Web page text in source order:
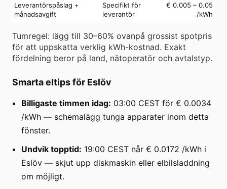
Leverantörspåslag +
månadsavgift
Specifikt för
leverantör
€ 0.005 – 0.05
/kWh
Tumregel: lägg till 30–60% ovanpå grossist spotpris
för att uppskatta verklig kWh-kostnad. Exakt
fördelning beror på land, nätoperatör och avtalstyp.
Smarta eltips för Eslöv
Billigaste timmen idag: 03:00 CEST för € 0.0034
/kWh — schemalägg tunga apparater inom detta
fönster.
Undvik topptid: 19:00 CEST når € 0.0172 /kWh i
Eslöv — skjut upp diskmaskin eller elbilsladdning
om möjligt.